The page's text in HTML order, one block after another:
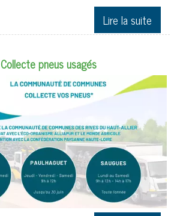
Collecte pneus usagés